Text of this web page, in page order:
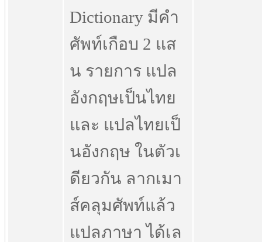
Dictionary มีคำ
ศัพท์เกือบ 2 แส
น รายการ แปล
อังกฤษเป็นไทย
และ แปลไทยเป็
นอังกฤษ ในตัวเ
ดียวกัน ลากเมา
ส์คลุมศัพท์แล้ว
แปลภาษา ได้เล